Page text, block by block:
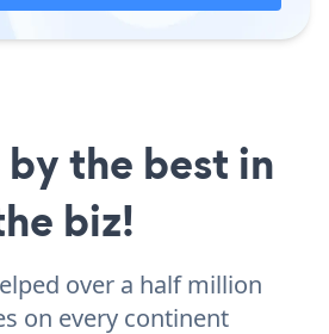
the best in
biz!
over a half million
on every continent